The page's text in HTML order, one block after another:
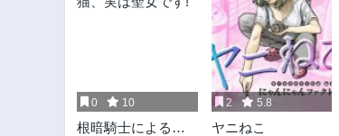
0 10
根暗騎士による溺
2 5.8
ヤニねこ